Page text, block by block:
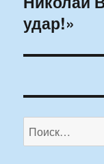
запись:
удар!»
Искать: